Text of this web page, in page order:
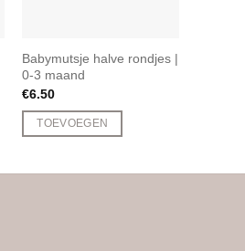
Babymutsje halve rondjes |
0-3 maand
€6.50
TOEVOEGEN